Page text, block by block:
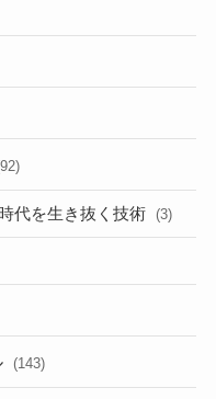
代を生き抜く技術 (3)
(143)